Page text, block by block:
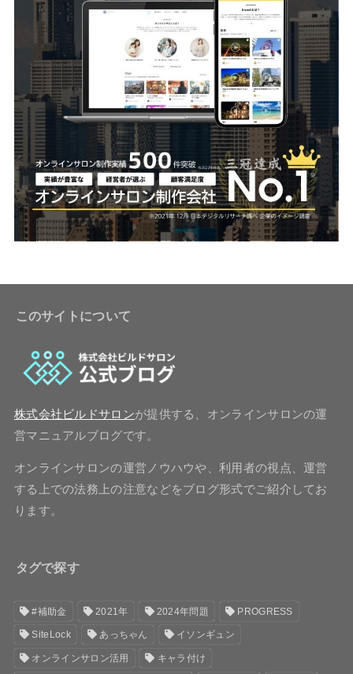
このサイトについて
株式会社ビルドサロンが提供する、オンラインサロンの運
営マニュアルブログです。
オンラインサロンの運営ノウハウや、利用者の視点、運営
する上での法務上の注意などをブログ形式でご紹介してお
ります。
タグで探す
#補助金 2021年 2024年問題 PROGRESS
SiteLock あっちゃん イソンギュン
オンラインサロン活用 キャラ付け